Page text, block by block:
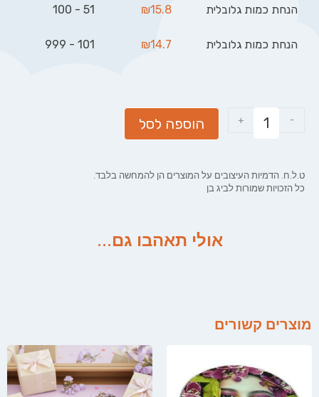
הנחת כמות גלובלית ₪15.8
51 - 100
הנחת כמות גלובלית ₪14.7
101 - 999
-
+ הוספה לסל
ט.ל.ח. הדמיות העיצובים על המוצרים הן להמחשה בלבד.
כל הזכויות שמורות לביג בן
אולי תאהבו גם...
מוצרים קשורים